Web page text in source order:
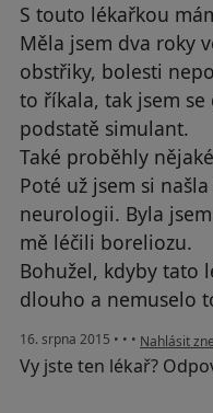
S touto lékařkou
Měla jsem dva roky
obstřiky, bolesti
to říkala, tak jsem se
podstatě simulant.
Také proběhly
Poté už jsem si
neurologii. Byla
mě léčili boreliozu.
Bohužel, kdyby tato
dlouho a nemuselo
16. srpna 2015 • • • podle
Nahlásit
Vy jste ten lékař?